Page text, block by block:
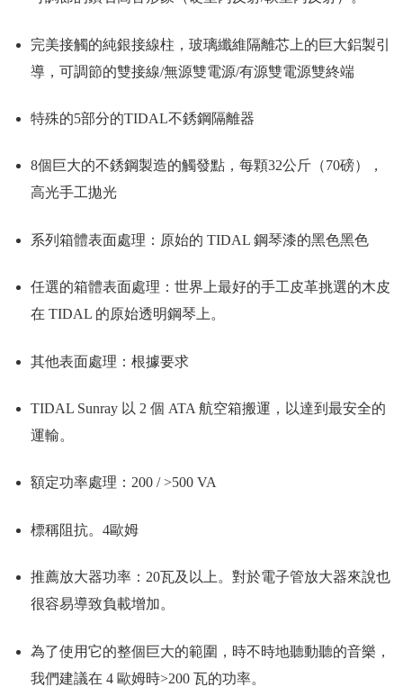
完美接觸的純銀接線柱，玻璃纖維隔離芯上的巨大鋁製引
導，可調節的雙接線/無源雙電源/有源雙電源雙終端
特殊的5部分的TIDAL不銹鋼隔離器
8個巨大的不銹鋼製造的觸發點，每顆32公斤（70磅），
高光手工拋光
系列箱體表面處理：原始的 TIDAL 鋼琴漆的黑色黑色
任選的箱體表面處理：世界上最好的手工皮革挑選的木皮
在 TIDAL 的原始透明鋼琴上。
其他表面處理：根據要求
TIDAL Sunray 以 2 個 ATA 航空箱搬運，以達到最安全的
運輸。
額定功率處理：200 / >500 VA
標稱阻抗。4歐姆
推薦放大器功率：20瓦及以上。對於電子管放大器來說也
很容易導致負載增加。
為了使用它的整個巨大的範圍，時不時地聽動聽的音樂，
我們建議在 4 歐姆時>200 瓦的功率。